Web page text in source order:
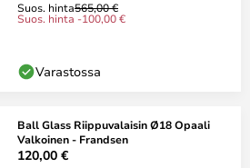
Suos. hinta565,00 €
Suos. hinta -100,00 €
Varastossa
Ball Glass Riippuvalaisin Ø18 Opaali
Valkoinen - Frandsen
120,00 €